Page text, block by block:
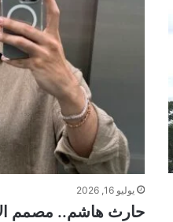
يوليو 16, 2026
حارث هاشم.. مصمم